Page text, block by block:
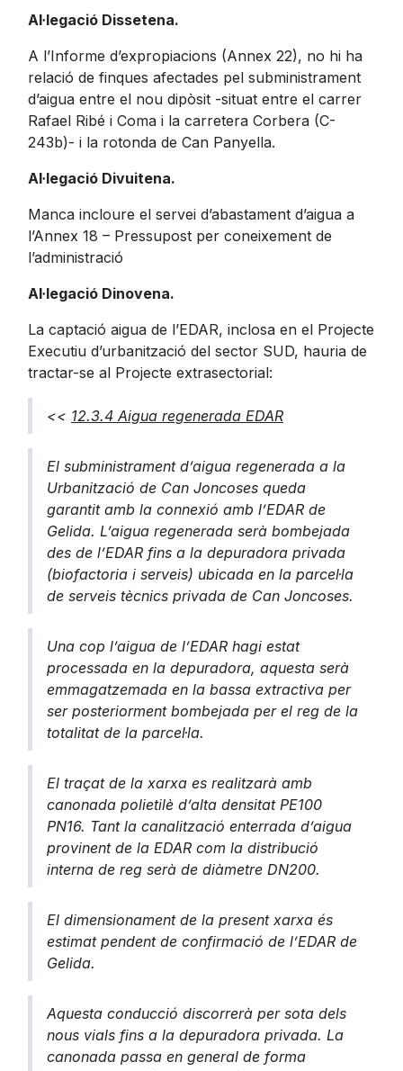
Al·legació Dissetena.
A l’Informe d’expropiacions (Annex 22), no hi ha
relació de finques afectades pel subministrament
d’aigua entre el nou dipòsit -situat entre el carrer
Rafael Ribé i Coma i la carretera Corbera (C-
243b)- i la rotonda de Can Panyella.
Al·legació Divuitena.
Manca incloure el servei d’abastament d’aigua a
l’Annex 18 – Pressupost per coneixement de
l’administració
Al·legació Dinovena.
La captació aigua de l’EDAR, inclosa en el Projecte
Executiu d’urbanització del sector SUD, hauria de
tractar-se al Projecte extrasectorial:
<< 12.3.4 Aigua regenerada EDAR
El subministrament d’aigua regenerada a la
Urbanització de Can Joncoses queda
garantit amb la connexió amb l’EDAR de
Gelida. L’aigua regenerada serà bombejada
des de l’EDAR fins a la depuradora privada
(biofactoria i serveis) ubicada en la parcel·la
de serveis tècnics privada de Can Joncoses.
Una cop l’aigua de l’EDAR hagi estat
processada en la depuradora, aquesta serà
emmagatzemada en la bassa extractiva per
ser posteriorment bombejada per el reg de la
totalitat de la parcel·la.
El traçat de la xarxa es realitzarà amb
canonada polietilè d’alta densitat PE100
PN16. Tant la canalització enterrada d’aigua
provinent de la EDAR com la distribució
interna de reg serà de diàmetre DN200.
El dimensionament de la present xarxa és
estimat pendent de confirmació de l’EDAR de
Gelida.
Aquesta conducció discorrerà per sota dels
nous vials fins a la depuradora privada. La
canonada passa en general de forma